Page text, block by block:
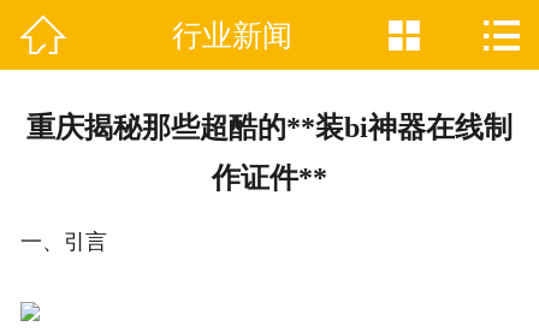
网站首页
 行业新闻  
重庆揭秘那些超酷的**装bi神器在线制
作证件**
一、引言